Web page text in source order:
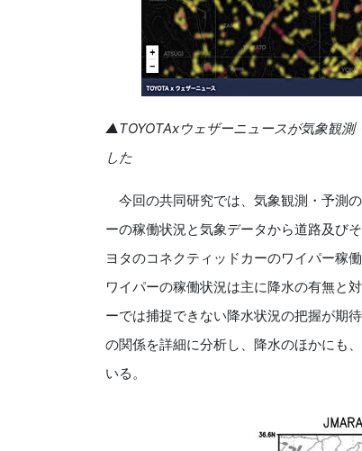
▲TOYOTAxウェザーニュースが気象観測
した
今回の共同研究では、気象観測・予測
ーの稼働状況と気象データから道路及び
ヨタのコネクティッドカーのワイパー稼
ワイパーの稼働状況は主に降水の有無と
ーでは捕捉できない降水状況の把握が期
の関係を詳細に分析し、降水のほかにも
いる。